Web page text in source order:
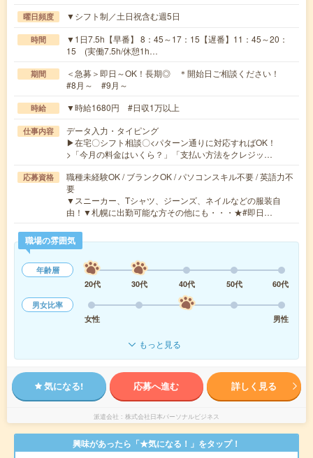
曜日頻度 ▼シフト制／土日祝含む週5日
時間
▼1日7.5h【早番】 8：45～17：15【遅番】11：45～20：
15 (実働7.5h/休憩1h…
期間
＜急募＞即日～OK！長期◎ ＊開始日ご相談ください！
#8月～ #9月～
時給 ▼時給1680円 #日収1万以上
仕事内容
データ入力・タイピング
▶在宅〇シフト相談〇<パターン通りに対応すればOK！
>「今月の料金はいくら？」「支払い方法をクレジッ…
応募資格
職種未経験OK / ブランクOK / パソコンスキル不要 / 英語力不
要
▼スニーカー、Tシャツ、ジーンズ、ネイルなどの服装自
由！▼札幌に出勤可能な方その他にも・・・★#即日…
職場の雰囲気
年齢層
20代
30代 40代 50代
60代
男女比率
女性
男性
もっと見る
気になる! 応募へ進む 詳しく見る
派遣会社 株式会社日本パーソナルビジネス
興味があったら「★気になる！」をタップ！